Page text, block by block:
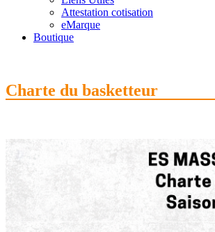
Attestation cotisation
eMarque
Boutique
Charte du basketteur